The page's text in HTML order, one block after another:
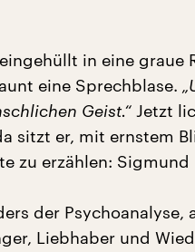
in eine graue
eine Sprechblase.
Geist.“ Jetzt
sitzt er, mit ernstem
zu erzählen: Sigmund
der Psychoanalyse,
Liebhaber und